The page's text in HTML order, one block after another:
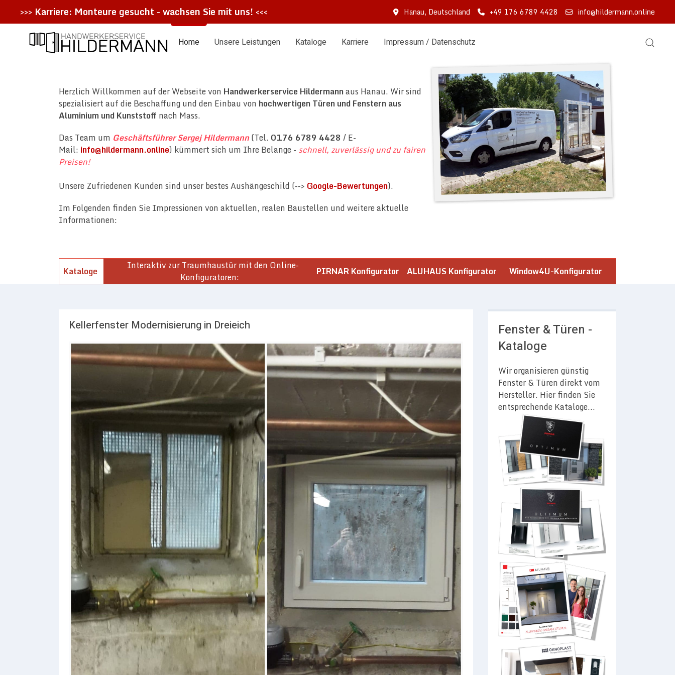
>>> Karriere: Monteure gesucht - wachsen Sie mit uns! <<< Hanau, Deutschland +49 176 6789 4428 info@hildermann.online
Home Unsere Leistungen Kataloge Karriere Impressum / Datenschutz
Herzlich Willkommen auf der Webseite von Handwerkerservice Hildermannaus Hanau. Wir sind
spezialisiert auf die Beschaffung und den Einbau von hochwertigen Türen und Fenstern aus
Aluminium und Kunststoff nach Mass.
Das Team um Geschäftsführer Sergej Hildermann(Tel. 0176 6789 4428 / E-
Mail: info@hildermann.online) kümmert sich um Ihre Belange - schnell, zuverlässig und zu fairen
Preisen!
Unsere Zufriedenen Kunden sind unser bestes Aushängeschild (--> Google-Bewertungen).
Im Folgenden finden Sie Impressionen von aktuellen, realen Baustellen und weitere aktuelle
Informationen:
Kataloge
Interaktiv zur Traumhaustür mit den Online-
Konfiguratoren:
PIRNAR Konfigurator ALUHAUS Konfigurator Window4U-Konfigurator
Kellerfenster Modernisierung in Dreieich
Fenster & Türen -
Kataloge
Wir organisieren günstig
Fenster & Türen direkt vom
Hersteller. Hier finden Sie
entsprechende Kataloge...